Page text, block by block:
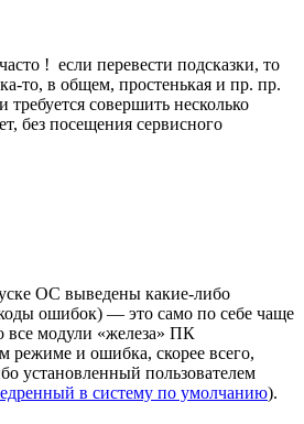
! если перевести подсказки, то
то, в общем, простенькая и пр. пр.
требуется совершить несколько
без посещения сервисного
ОС выведены какие-либо
ошибок) — это само по себе чаще
все модули «железа» ПК
режиме и ошибка, скорее всего,
установленный пользователем
в систему по умолчанию).